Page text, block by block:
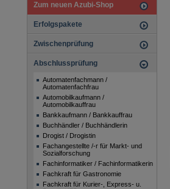
Zum neuen Azubi-Shop
Erfolgspakete
Zwischenprüfung
Abschlussprüfung
Automatenfachmann /
Automatenfachfrau
Automobilkaufmann /
Automobilkauffrau
Bankkaufmann / Bankkauffrau
Buchhändler / Buchhändlerin
Drogist / Drogistin
Fachangestellte /-r für Markt- und
Sozialforschung
Fachinformatiker / Fachinformatikerin
Fachkraft für Gastronomie
Fachkraft für Kurier-, Express- u.